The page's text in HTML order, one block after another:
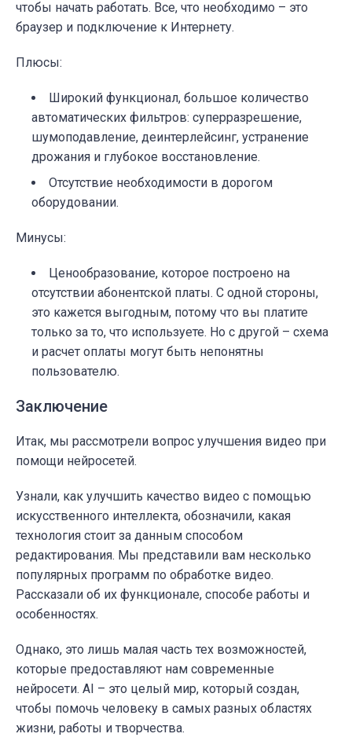
чтобы начать работать. Все, что необходимо – это
браузер и подключение к Интернету.
Плюсы:
Широкий функционал, большое количество
автоматических фильтров: суперразрешение,
шумоподавление, деинтерлейсинг, устранение
дрожания и глубокое восстановление.
Отсутствие необходимости в дорогом
оборудовании.
Минусы:
Ценообразование, которое построено на
отсутствии абонентской платы. С одной стороны,
это кажется выгодным, потому что вы платите
только за то, что используете. Но с другой – схема
и расчет оплаты могут быть непонятны
пользователю.
Заключение
Итак, мы рассмотрели вопрос улучшения видео при
помощи нейросетей.
Узнали, как улучшить качество видео с помощью
искусственного интеллекта, обозначили, какая
технология стоит за данным способом
редактирования. Мы представили вам несколько
популярных программ по обработке видео.
Рассказали об их функционале, способе работы и
особенностях.
Однако, это лишь малая часть тех возможностей,
которые предоставляют нам современные
нейросети. AI – это целый мир, который создан,
чтобы помочь человеку в самых разных областях
жизни, работы и творчества.